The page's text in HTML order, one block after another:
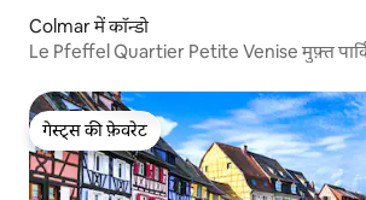
Colmar में कॉन्डो
Le Pfeffel Quartier Petite Venise
गेस्ट्स की फ़ेवरेट
गेस्ट्स की फ़ेवरेट